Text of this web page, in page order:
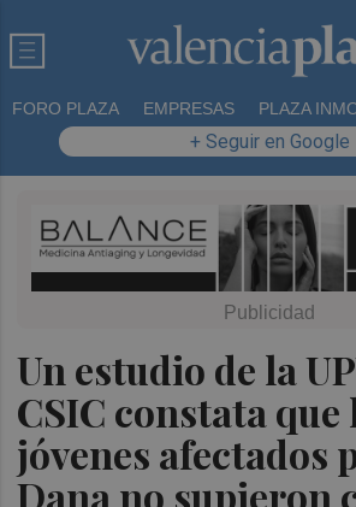
FORO PLAZA EMPRESAS PLAZA
+ Seguir en Google
Un estudio de la
CSIC constata que
jóvenes afectados
Dana no supieron